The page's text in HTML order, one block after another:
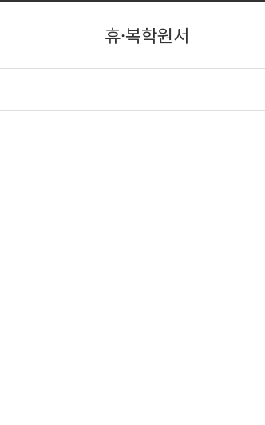
휴·복학원서